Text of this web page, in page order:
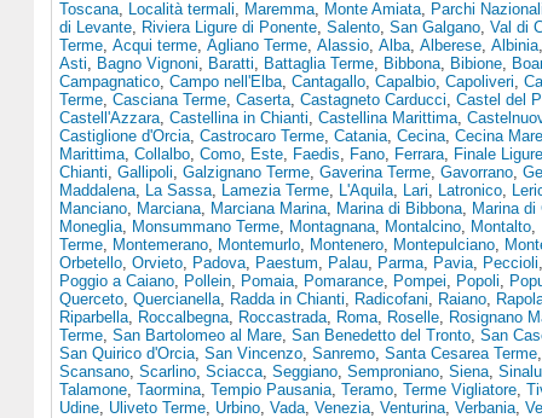
Toscana, Località termali, Maremma, Monte Amiata, Parchi
di Levante, Riviera Ligure di Ponente, Salento, San Galgano, Val di
Terme, Acqui terme, Agliano Terme, Alassio, Alba, Alberese, Albinia
Asti, Bagno Vignoni, Baratti, Battaglia Terme, Bibbona, Bibione,
Campagnatico, Campo nell'Elba, Cantagallo, Capalbio, Capoliveri,
Terme, Casciana Terme, Caserta, Castagneto Carducci, Castel del
Castell'Azzara, Castellina in Chianti, Castellina Marittima,
Castiglione d'Orcia, Castrocaro Terme, Catania, Cecina, Cecina Mare
Marittima, Collalbo, Como, Este, Faedis, Fano, Ferrara, Finale Ligure
Chianti, Gallipoli, Galzignano Terme, Gaverina Terme, Gavorrano,
Maddalena, La Sassa, Lamezia Terme, L'Aquila, Lari, Latronico,
Manciano, Marciana, Marciana Marina, Marina di Bibbona, Marina di
Moneglia, Monsummano Terme, Montagnana, Montalcino, Montalto,
Terme, Montemerano, Montemurlo, Montenero, Montepulciano,
Orbetello, Orvieto, Padova, Paestum, Palau, Parma, Pavia, Peccioli
Poggio a Caiano, Pollein, Pomaia, Pomarance, Pompei, Popoli,
Querceto, Quercianella, Radda in Chianti, Radicofani, Raiano,
Riparbella, Roccalbegna, Roccastrada, Roma, Roselle, Rosignano
Terme, San Bartolomeo al Mare, San Benedetto del Tronto, San
San Quirico d'Orcia, San Vincenzo, Sanremo, Santa Cesarea Terme
Scansano, Scarlino, Sciacca, Seggiano, Semproniano, Siena,
Talamone, Taormina, Tempio Pausania, Teramo, Terme Vigliatore,
Udine, Uliveto Terme, Urbino, Vada, Venezia, Venturina, Verbania,